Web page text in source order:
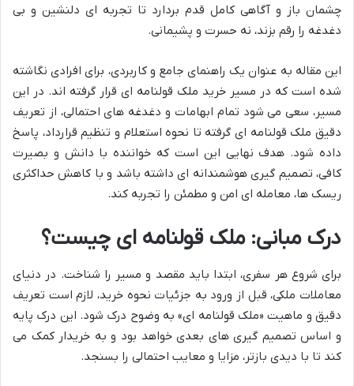
چشمان باز و آگاهی کامل قدم بردارد تا تجربه ای دلنشین و بی
دغدغه را رقم بزند، نه حسرت و پشیمانی.
این مقاله به عنوان یک راهنمای جامع و کاربردی، برای افرادی نگاشته
شده است که در مسیر خرید ملک قولنامه ای قرار گرفته اند. در این
مسیر، سعی می شود تمام ابهامات و دغدغه های احتمالی، از تعریف
دقیق ملک قولنامه ای گرفته تا نحوه استعلام و تنظیم قرارداد، پاسخ
داده شود. هدف نهایی این است که خواننده با دانش و بصیرت
کافی، تصمیم گیری هوشمندانه ای داشته باشد و با کاهش حداکثری
ریسک ها، معامله ای امن و مطمئن را تجربه کند.
درک مبانی: ملک قولنامه ای چیست؟
برای شروع هر سفری، ابتدا باید مقصد و مسیر را شناخت. در دنیای
معاملات ملکی، قبل از ورود به جزئیات نحوه خرید، لازم است تعریف
دقیق و ماهیت «ملک قولنامه ای» به وضوح درک شود. این درک پایه
و اساس تصمیم گیری های بعدی خواهد بود و به خریدار کمک می
کند تا با دیدی بازتر، مزایا و معایب احتمالی را بسنجد.